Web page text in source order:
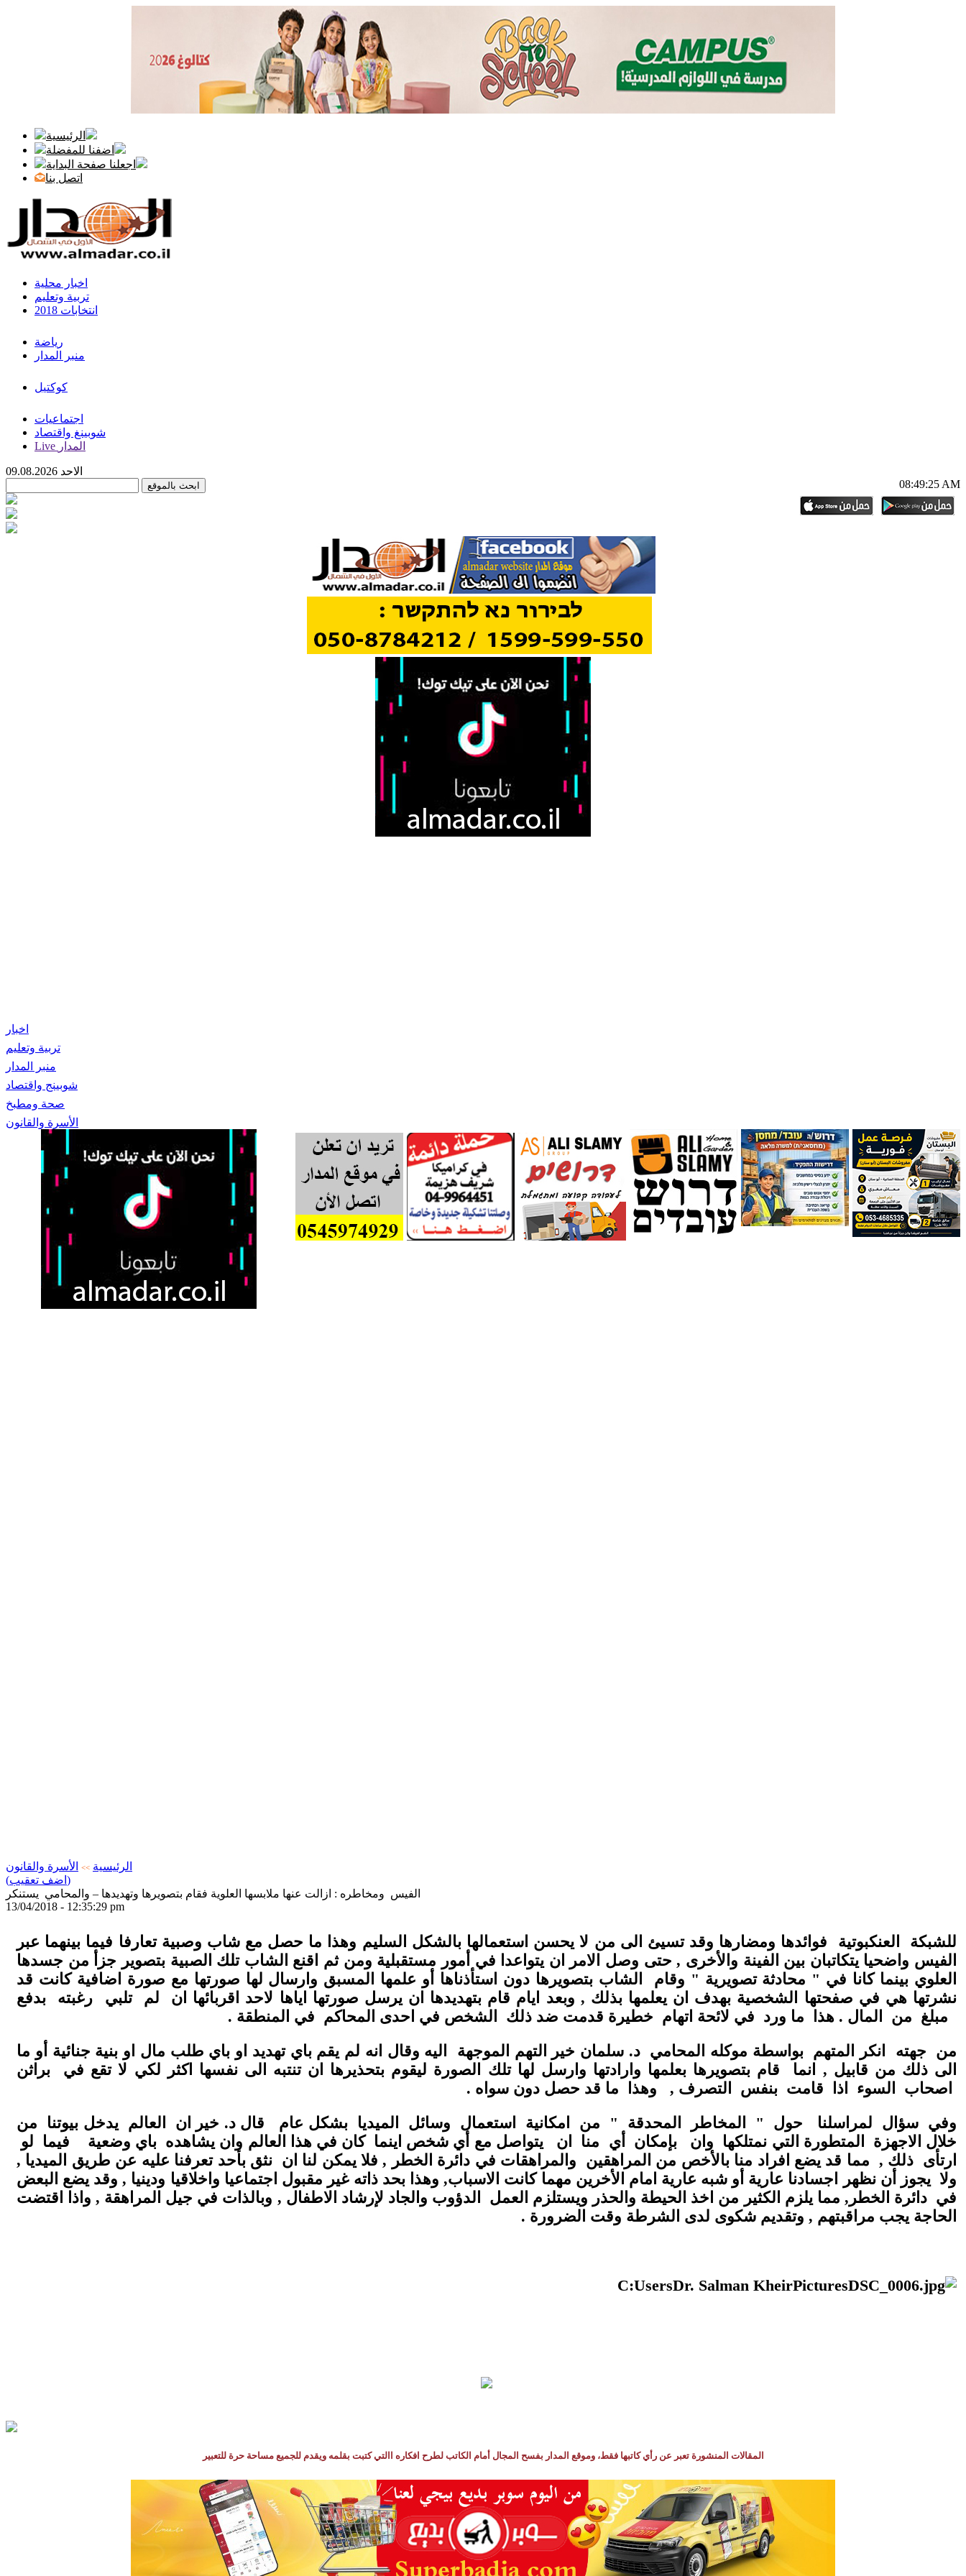
الرئيسية
اضفنا للمفضلة
اجعلنا صفحة البداية
اتصل بنا
اخبار محلية
تربية وتعليم
انتخابات 2018
رياضة
منبر المدار
كوكتيل
اجتماعيات
شوبينغ واقتصاد
Live المدار
08:49:26 AM
اخبار
تربية وتعليم
منبر المدار
شوبينج واقتصاد
صحة ومطبخ
الأسرة والقانون
الرئيسية >>
الأسرة والقانون
(اضف تعقيب)
الفيس ومخاطره : ازالت عنها ملابسها العلوية فقام بتصويرها وتهديدها – والمحامي يستنكر
13/04/2018 - 12:35:29 pm
للشبكة العنكبوتية فوائدها ومضارها وقد تسيئ الى من لا يحسن استعمالها بالشكل السليم وهذا ما حصل مع شاب وصبية تعارفا فيما بينهما عبر
الفيس واضحيا يتكاتبان بين الفينة والأخرى , حتى وصل الامر ان يتواعدا في أمور مستقبلية ومن ثم اقنع الشاب تلك الصبية بتصوير جزأ من جسدها
العلوي بينما كانا في " محادثة تصويرية " وقام الشاب بتصويرها دون استأذناها أو علمها المسبق وارسال لها صورتها مع صورة اضافية كانت قد
نشرتها هي في صفحتها الشخصية بهدف ان يعلمها بذلك , وبعد ايام قام بتهديدها ان يرسل صورتها اياها لاحد اقربائها ان لم تلبي رغبته بدفع
مبلغ من المال . هذا ما ورد في لائحة اتهام خطيرة قدمت ضد ذلك الشخص في احدى المحاكم في المنطقة .
من جهته انكر المتهم بواسطة موكله المحامي د. سلمان خير التهم الموجهة اليه وقال انه لم يقم باي تهديد او باي طلب مال او بنية جنائية أو ما
الى ذلك من قابيل , انما قام بتصويرها بعلمها وارادتها وارسل لها تلك الصورة ليقوم بتحذيرها ان تنتبه الى نفسها اكثر لكي لا تقع في براثن
اصحاب السوء اذا قامت بنفس التصرف , وهذا ما قد حصل دون سواه .
وفي سؤال لمراسلنا حول " المخاطر المحدقة " من امكانية استعمال وسائل الميديا بشكل عام قال د. خير ان العالم يدخل بيوتنا من
خلال الاجهزة المتطورة التي نمتلكها وان بإمكان أي منا ان يتواصل مع أي شخص اينما كان في هذا العالم وان يشاهده باي وضعية فيما لو
ارتأى ذلك , مما قد يضع افراد منا بالأخص من المراهقين والمراهقات في دائرة الخطر , فلا يمكن لنا ان نثق بأحد تعرفنا عليه عن طريق الميديا ,
ولا يجوز أن نظهر اجسادنا عارية أو شبه عارية امام الأخرين مهما كانت الاسباب, وهذا بحد ذاته غير مقبول اجتماعيا واخلاقيا ودينيا , وقد يضع البعض
في دائرة الخطر, مما يلزم الكثير من اخذ الحيطة والحذر ويستلزم العمل الدؤوب والجاد لإرشاد الاطفال , وبالذات في جيل المراهقة , واذا اقتضت
الحاجة يجب مراقبتهم , وتقديم شكوى لدى الشرطة وقت الضرورة .
المقالات المنشورة تعبر عن رأي كاتبها فقط، وموقع المدار بفسح المجال أمام الكاتب لطرح افكاره االتي كتبت بقلمه ويقدم للجميع مساحة حرة للتعبير